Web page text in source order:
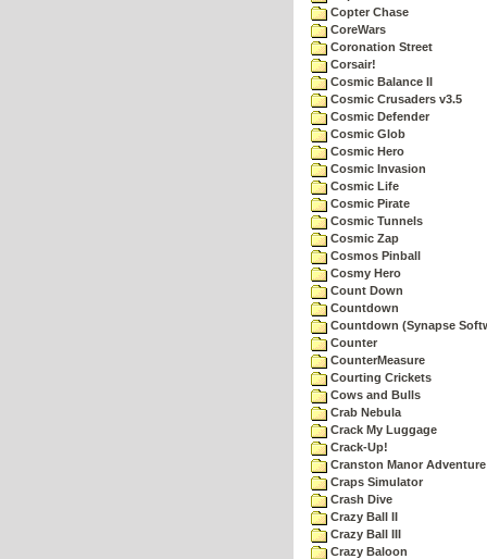
Copter Chase
CoreWars
Coronation Street
Corsair!
Cosmic Balance II
Cosmic Crusaders v3.5
Cosmic Defender
Cosmic Glob
Cosmic Hero
Cosmic Invasion
Cosmic Life
Cosmic Pirate
Cosmic Tunnels
Cosmic Zap
Cosmos Pinball
Cosmy Hero
Count Down
Countdown
Countdown (Synapse
Counter
CounterMeasure
Courting Crickets
Cows and Bulls
Crab Nebula
Crack My Luggage
Crack-Up!
Cranston Manor Adventure
Craps Simulator
Crash Dive
Crazy Ball II
Crazy Ball III
Crazy Baloon